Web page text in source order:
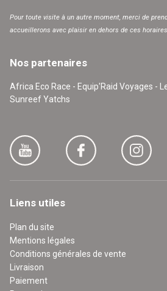
Pour toute visite à un autre moment, merci de
accueillerons avec plaisir en dehors de ces
Nos partenaires
Africa Eco Race - Equip'Raid Voyages -
Sunreef Yatchs
Liens utiles
Plan du site
Mentions légales
Conditions générales de vente
Livraison
Paiement